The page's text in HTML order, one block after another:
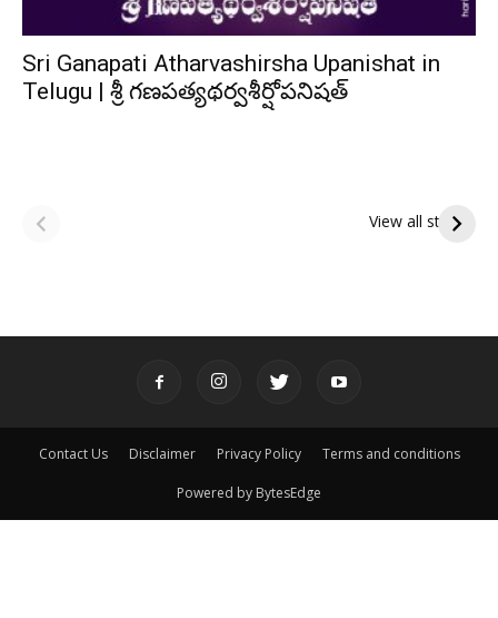
Sri Ganapati Atharvashirsha Upanishat in
Telugu | శ్రీ గణపత్యథర్వశీర్షోపనిషత్
View all stories
పితృదేవతల ఆశీర్వాదం
ఇంద్రకీలాద్రి గిరి ప్రదక్షిణ
Contact Us Disclaimer Privacy Policy Terms and conditions
Powered by BytesEdge